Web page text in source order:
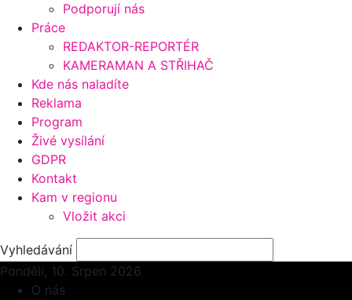
Podporují nás
Práce
REDAKTOR-REPORTÉR
KAMERAMAN A STŘIHAČ
Kde nás naladíte
Reklama
Program
Živé vysílání
GDPR
Kontakt
Kam v regionu
Vložit akci
Vyhledávání
Pondělí, 10. Srpen 2026
O nás